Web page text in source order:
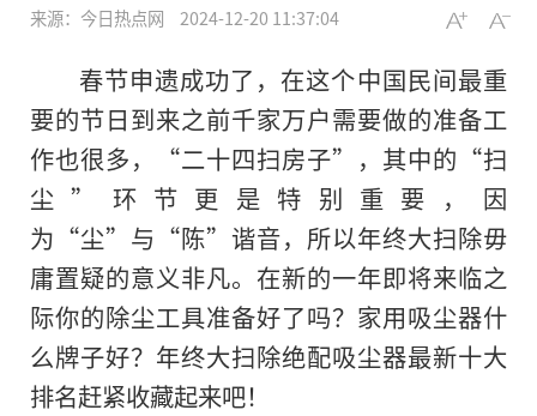
来源：今日热点网 2024-12-20 11:37:04
春节申遗成功了，在这个中国民间最重
要的节日到来之前千家万户需要做的准备工
作也很多，“二十四扫房子”，其中的“扫
尘”环节更是特别重要，因
为“尘”与“陈”谐音，所以年终大扫除毋
庸置疑的意义非凡。在新的一年即将来临之
际你的除尘工具准备好了吗？家用吸尘器什
么牌子好？年终大扫除绝配吸尘器最新十大
排名赶紧收藏起来吧！